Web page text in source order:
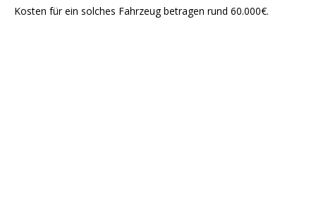
Kosten für ein solches Fahrzeug betragen rund 60.000€.